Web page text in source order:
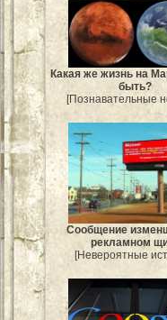
Какая же жизнь на
быть?
[Познавательные
Сообщение
рекламном
[Невероятные